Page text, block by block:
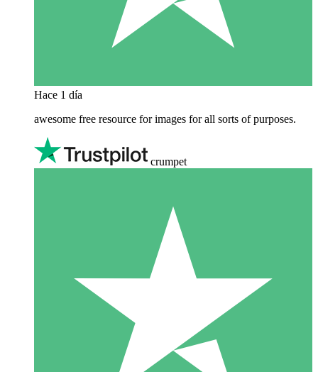
Hace 1 día
awesome free resource for images for all sorts of purposes.
crumpet